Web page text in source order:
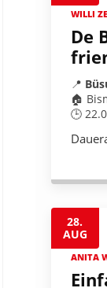
WILLI
De
📍
🏠
🕒
28.
AUG
ANITA